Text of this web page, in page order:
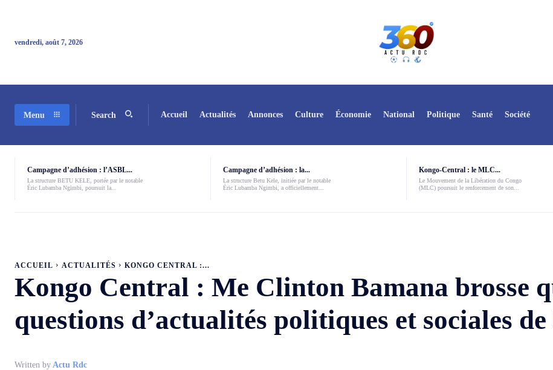
vendredi, août 7, 2026
Menu Search Accueil Actualités Annonces Culture Économie National Politique Santé Société
Campagne d’adhésion : l’ASBL...
La structure BETU KELE, portée par le notable
Éric Lubamba Ngimbi, poursuit la...
Campagne d’adhésion : la...
La structure Betu Kele, initiée par le notable
Éric Lubamba Ngimbi, a officiellement...
Kongo-Central : le MLC...
Le Mouvement de la Libération du Congo
(MLC) poursuit le renforcement de son...
ACCUEIL ACTUALITÉS KONGO CENTRAL :...
Kongo Central : Me Clinton Bamana brosse
questions d’actualités politiques et sociales de
Written by Actu Rdc